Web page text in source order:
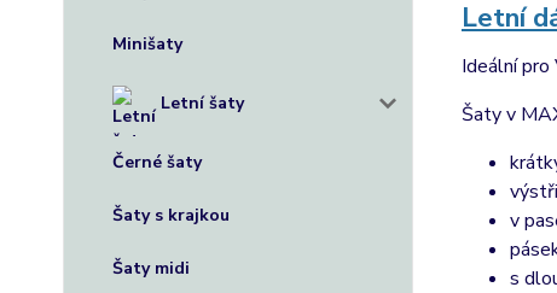
Minišaty
Letní šaty
Černé šaty
Šaty s krajkou
Šaty midi
Letní
Ideální pro
Šaty v
v
s